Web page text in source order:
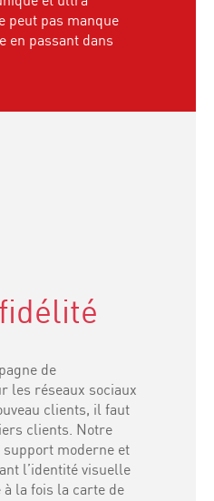
peut pas manque
en passant dans
de
les réseaux sociaux
clients, il faut
clients. Notre
support moderne et
l’identité visuelle
à la fois la carte de